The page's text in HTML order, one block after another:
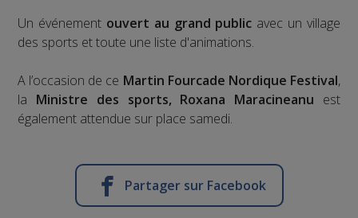
Un événement ouvert au grand public avec un village
des sports et toute une liste d'animations.
A l’occasion de ce Martin Fourcade Nordique Festival,
la Ministre des sports, Roxana Maracineanu est
également attendue sur place samedi.
Partager sur Facebook